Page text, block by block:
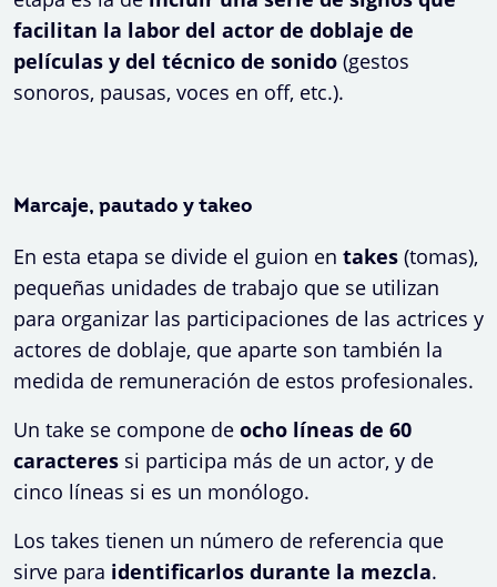
facilitan la labor del actor de doblaje de
películas y del técnico de sonido (gestos
sonoros, pausas, voces en off, etc.).
Marcaje, pautado y takeo
En esta etapa se divide el guion en takes (tomas),
pequeñas unidades de trabajo que se utilizan
para organizar las participaciones de las actrices y
actores de doblaje, que aparte son también la
medida de remuneración de estos profesionales.
Un take se compone de ocho líneas de 60
caracteres si participa más de un actor, y de
cinco líneas si es un monólogo.
Los takes tienen un número de referencia que
sirve para identificarlos durante la mezcla.